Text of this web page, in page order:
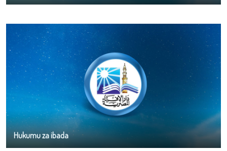
Hukumu za ibada